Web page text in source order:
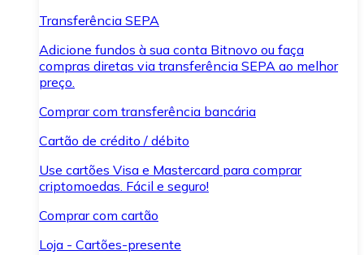
Transferência SEPA
Adicione fundos à sua conta Bitnovo ou faça
compras diretas via transferência SEPA ao melhor
preço.
Comprar com transferência bancária
Cartão de crédito / débito
Use cartões Visa e Mastercard para comprar
criptomoedas. Fácil e seguro!
Comprar com cartão
Loja - Cartões-presente